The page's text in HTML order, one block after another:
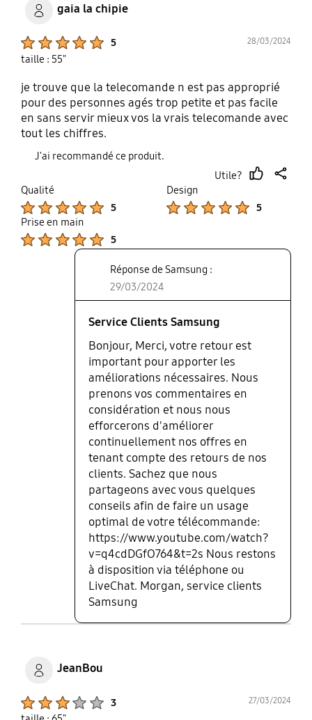
gaia la chipie
5 28/03/2024
taille : 55"
je trouve que la telecomande n est pas approprié
pour des personnes agés trop petite et pas facile
en sans servir mieux vos la vrais telecomande avec
tout les chiffres.
J'ai recommandé ce produit.
Utile?
up
Qualité
5
Design
5
Prise en main
5
Réponse de Samsung :
29/03/2024
Service Clients Samsung
Bonjour, Merci, votre retour est
important pour apporter les
améliorations nécessaires. Nous
prenons vos commentaires en
considération et nous nous
efforcerons d'améliorer
continuellement nos offres en
tenant compte des retours de nos
clients. Sachez que nous
partageons avec vous quelques
conseils afin de faire un usage
optimal de votre télécommande:
https://www.youtube.com/watch?
v=q4cdDGfO764&t=2s Nous restons
à disposition via téléphone ou
LiveChat. Morgan, service clients
Samsung
JeanBou
3 27/03/2024